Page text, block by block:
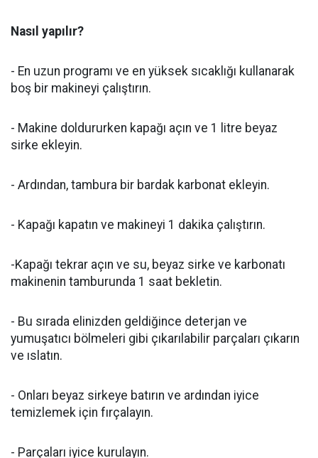
Nasıl yapılır?
- En uzun programı ve en yüksek sıcaklığı kullanarak
boş bir makineyi çalıştırın.
- Makine doldururken kapağı açın ve 1 litre beyaz
sirke ekleyin.
- Ardından, tambura bir bardak karbonat ekleyin.
- Kapağı kapatın ve makineyi 1 dakika çalıştırın.
-Kapağı tekrar açın ve su, beyaz sirke ve karbonatı
makinenin tamburunda 1 saat bekletin.
- Bu sırada elinizden geldiğince deterjan ve
yumuşatıcı bölmeleri gibi çıkarılabilir parçaları çıkarın
ve ıslatın.
- Onları beyaz sirkeye batırın ve ardından iyice
temizlemek için fırçalayın.
- Parçaları iyice kurulayın.